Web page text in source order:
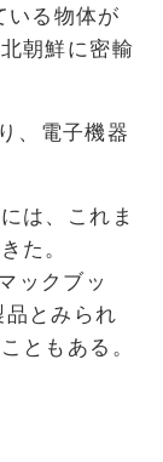
いる物体が
朝鮮に密輸
、電子機器
は、これま
た。
ックブッ
品とみられ
ともある。